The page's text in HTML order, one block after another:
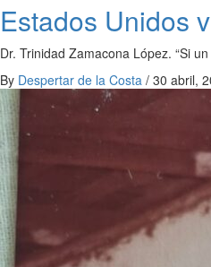
Estados Unidos
Dr. Trinidad Zamacona López. “Si
By Despertar de la Costa / 30 abril,